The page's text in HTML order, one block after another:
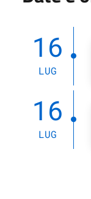
16
LUG
16
LUG